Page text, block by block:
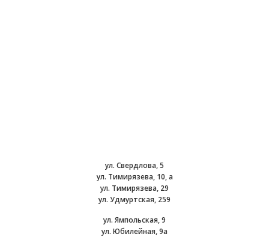
ул. Свердлова, 5
ул. Тимирязева, 10, а
ул. Тимирязева, 29
ул. Удмуртская, 259
ул. Ямпольская, 9
ул. Юбилейная, 9а